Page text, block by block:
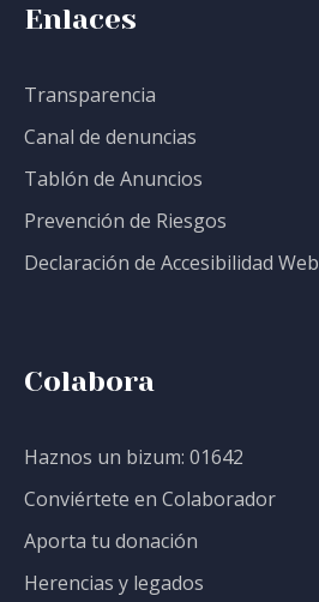
Enlaces
Transparencia
Canal de denuncias
Tablón de Anuncios
Prevención de Riesgos
Declaración de Accesibilidad Web
Colabora
Haznos un bizum: 01642
Conviértete en Colaborador
Aporta tu donación
Herencias y legados